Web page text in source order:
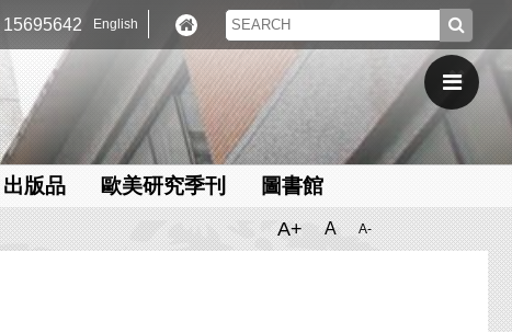
English
出版品 歐美研究季刊 圖書館
A+ A A-